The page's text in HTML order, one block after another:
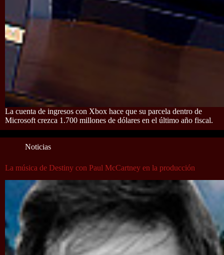
La cuenta de ingresos con Xbox hace que su parcela dentro de
Microsoft crezca 1.700 millones de dólares en el último año fiscal.
Noticias
La música de Destiny con Paul McCartney en la producción